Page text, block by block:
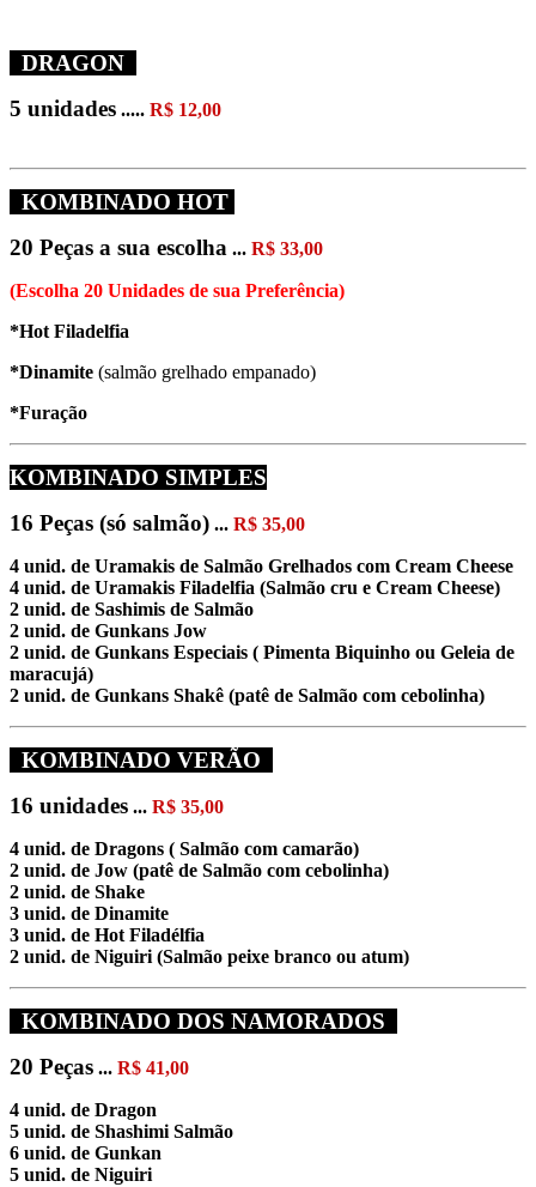
DRAGON
5 unidades ..... R$ 12,00
KOMBINADO HOT
20 Peças a sua escolha ... R$ 33,00
(Escolha 20 Unidades de sua Preferência)
*Hot Filadelfia
*Dinamite (salmão grelhado empanado)
*Furação
KOMBINADO SIMPLES
16 Peças (só salmão) ... R$ 35,00
4 unid. de Uramakis de Salmão Grelhados com Cream Cheese
4 unid. de Uramakis Filadelfia (Salmão cru e Cream Cheese)
2 unid. de Sashimis de Salmão
2 unid. de Gunkans Jow
2 unid. de Gunkans Especiais ( Pimenta Biquinho ou Geleia de
maracujá)
2 unid. de Gunkans Shakê (patê de Salmão com cebolinha)
KOMBINADO VERÃO
16 unidades ... R$ 35,00
4 unid. de Dragons ( Salmão com camarão)
2 unid. de Jow (patê de Salmão com cebolinha)
2 unid. de Shake
3 unid. de Dinamite
3 unid. de Hot Filadélfia
2 unid. de Niguiri (Salmão peixe branco ou atum)
KOMBINADO DOS NAMORADOS
20 Peças ... R$ 41,00
4 unid. de Dragon
5 unid. de Shashimi Salmão
6 unid. de Gunkan
5 unid. de Niguiri